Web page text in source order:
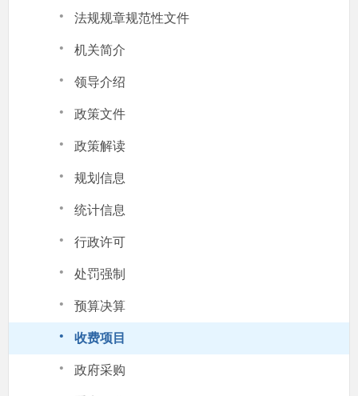
· 法规规章规范性文件
· 机关简介
· 领导介绍
· 政策文件
· 政策解读
· 规划信息
· 统计信息
· 行政许可
· 处罚强制
· 预算决算
· 收费项目
· 政府采购